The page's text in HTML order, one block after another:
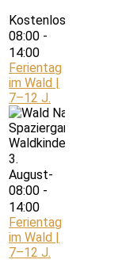
Kostenlos
08:00 -
14:00
Ferientag
im Wald |
7–12 J.
3.
August-
08:00 -
14:00
Ferientag
im Wald |
7–12 J.